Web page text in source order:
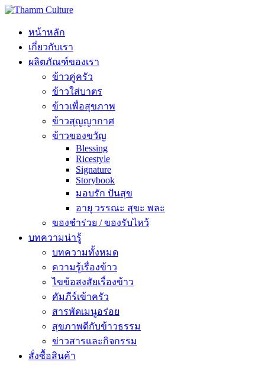
หน้าหลัก
เกี่ยวกับเรา
ผลิตภัณฑ์ของเรา
ข้าวคู่ครัว
ข้าวใส่บาตร
ข้าวเพื่อสุขภาพ
ข้าวสุญญากาศ
ข้าวของขวัญ
Blessing
Ricestyle
Signature
Storybook
มอบรัก ปันสุข
อายุ วรรณะ สุขะ พละ
ของชำร่วย / ของรับไหว้
บทความน่ารู้
บทความทั้งหมด
ความรู้เรื่องข้าว
ไขข้อสงสัยเรื่องข้าว
คัมภีร์เข้าครัว
สารพัดเมนูอร่อย
สุขภาพดีกับข้าวธรรม
ข่าวสารและกิจกรรม
สั่งซื้อสินค้า